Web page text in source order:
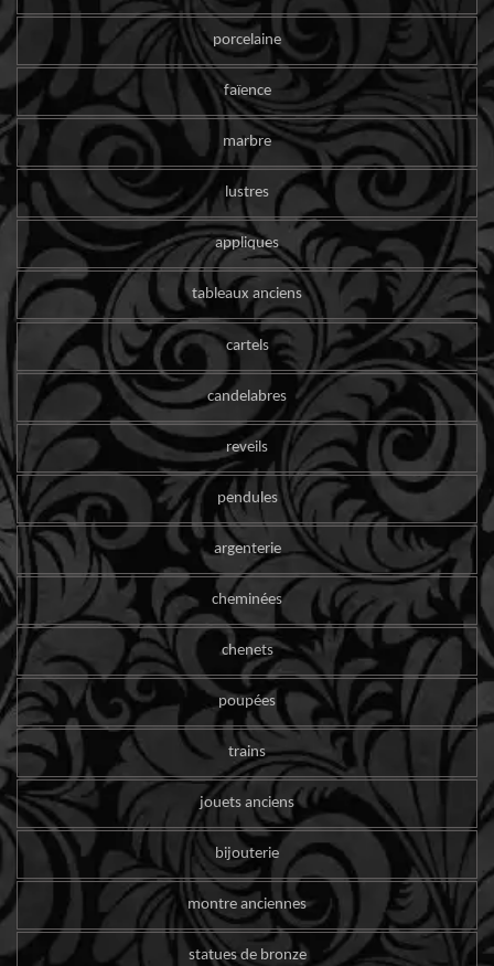
porcelaine
faïence
marbre
lustres
appliques
tableaux anciens
cartels
candelabres
reveils
pendules
argenterie
cheminées
chenets
poupées
trains
jouets anciens
bijouterie
montre anciennes
statues de bronze